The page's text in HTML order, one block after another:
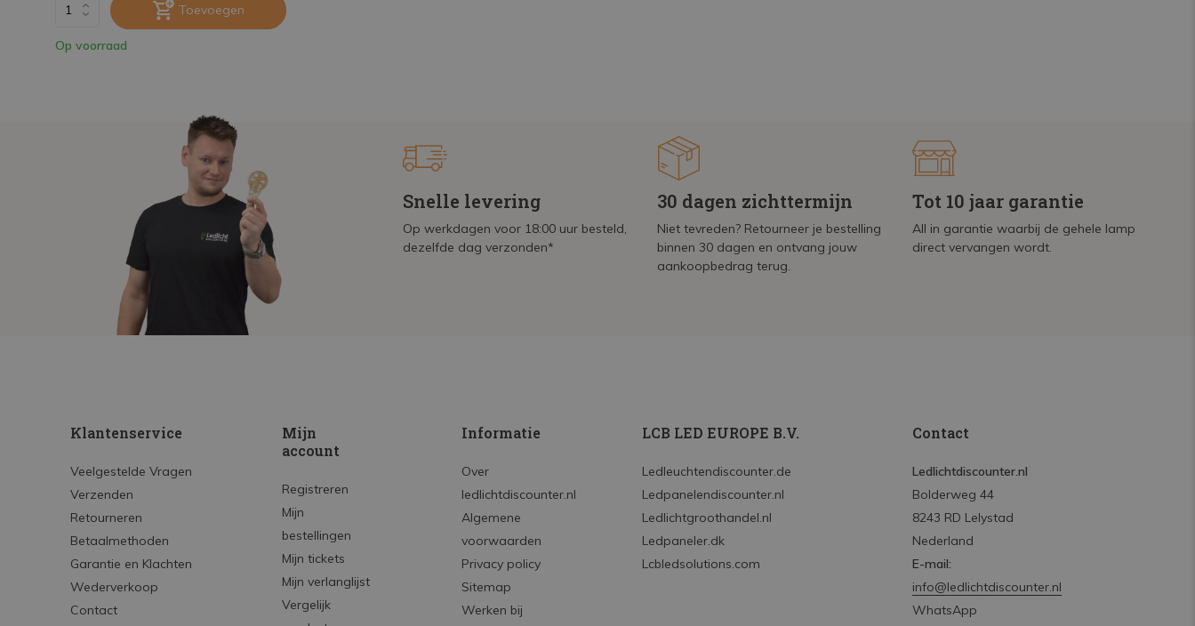
Toevoegen
Op voorraad
Snelle levering
Op werkdagen voor 18:00 uur besteld,
dezelfde dag verzonden*
30 dagen zichttermijn
Niet tevreden? Retourneer je bestelling
binnen 30 dagen en ontvang jouw
aankoopbedrag terug.
Tot 10 jaar garantie
All in garantie waarbij de gehele lamp
direct vervangen wordt.
Klantenservice
Veelgestelde Vragen
Verzenden
Retourneren
Betaalmethoden
Garantie en Klachten
Wederverkoop
Contact
Mijn
account
Registreren
Mijn
bestellingen
Mijn tickets
Mijn verlanglijst
Vergelijk
Informatie
Over
ledlichtdiscounter.nl
Algemene
voorwaarden
Privacy policy
Sitemap
Werken bij
LCB LED EUROPE B.V.
Ledleuchtendiscounter.de
Ledpanelendiscounter.nl
Ledlichtgroothandel.nl
Ledpaneler.dk
Lcbledsolutions.com
Contact
Ledlichtdiscounter.nl
Bolderweg 44
8243 RD Lelystad
Nederland
E-mail:
info@ledlichtdiscounter.nl
WhatsApp